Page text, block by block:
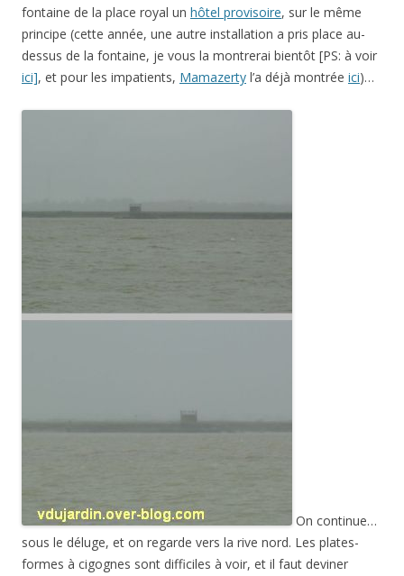
fontaine de la place royal un hôtel provisoire, sur le même
principe (cette année, une autre installation a pris place au-
dessus de la fontaine, je vous la montrerai bientôt [PS: à voir
ici], et pour les impatients, Mamazerty l’a déjà montrée ici)…
On continue…
sous le déluge, et on regarde vers la rive nord. Les plates-
formes à cigognes sont difficiles à voir, et il faut deviner